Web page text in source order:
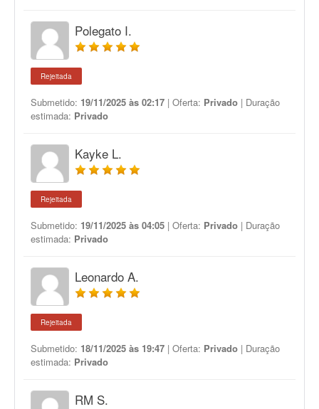
Polegato I.
Rejeitada
Submetido: 19/11/2025 às 02:17 | Oferta: Privado | Duração
estimada: Privado
Kayke L.
Rejeitada
Submetido: 19/11/2025 às 04:05 | Oferta: Privado | Duração
estimada: Privado
Leonardo A.
Rejeitada
Submetido: 18/11/2025 às 19:47 | Oferta: Privado | Duração
estimada: Privado
RM S.